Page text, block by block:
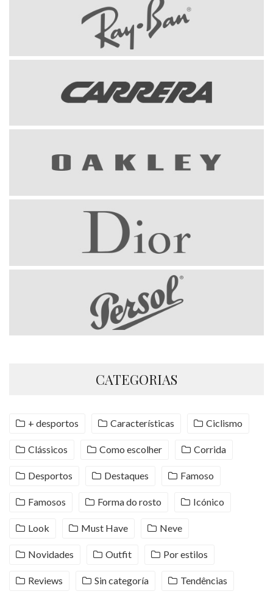
CATEGORIAS
+ desportos Características Ciclismo
Clássicos Como escolher Corrida
Desportos Destaques Famoso
Famosos Forma do rosto Icónico
Look Must Have Neve
Novidades Outfit Por estilos
Reviews Sin categoría Tendências